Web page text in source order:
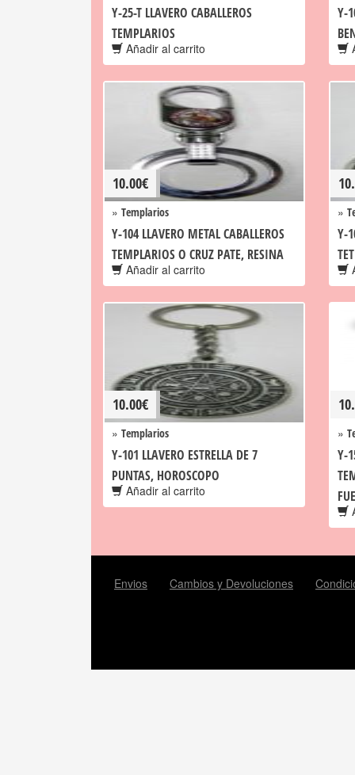
Y-25-T LLAVERO CABALLEROS
TEMPLARIOS
Añadir al carrito
Y-
10.00€
» Templarios
Y-104 LLAVERO METAL CABALLEROS
TEMPLARIOS O CRUZ PATE, RESINA
Añadir al carrito
»
Y-
10.00€
» Templarios
Y-101 LLAVERO ESTRELLA DE 7
PUNTAS, HOROSCOPO
Añadir al carrito
»
Y-
Envios Cambios y Devoluciones